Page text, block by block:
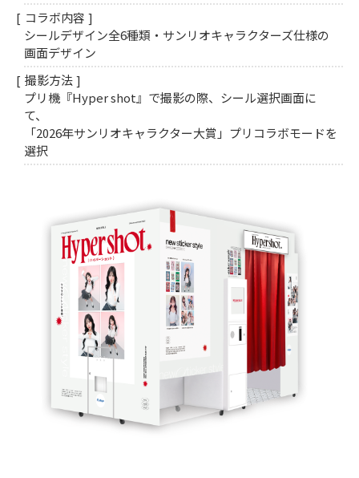
コラボ内容
シールデザイン全6種類・サンリオキャラクターズ仕様の
画面デザイン
撮影方法
プリ機『Hyper shot』で撮影の際、シール選択画面に
て、
「2026年サンリオキャラクター大賞」プリコラボモードを
選択